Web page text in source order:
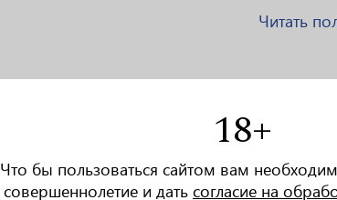
18+
Что бы пользоваться сайтом вам
совершеннолетие и дать согласие на
Читать
О БРЕНДЕ